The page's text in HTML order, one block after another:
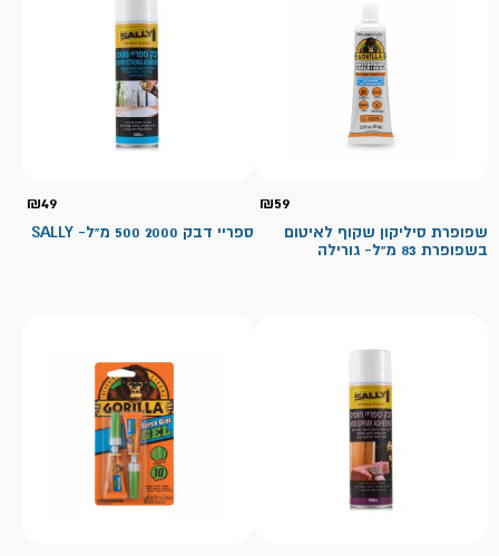
₪59
שפופרת סיליקון שקוף לאיטום
בשפופרת 83 מ”ל- גורילה
₪49
ספריי דבק 2000 500 מ"ל- SALLY